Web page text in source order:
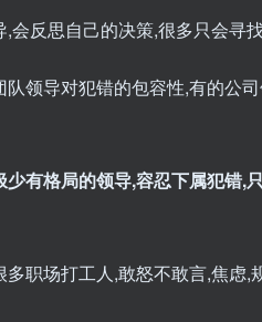
会反思自己的决策,很多只会寻
领导对犯错的包容性,有的公
少有格局的领导,容忍下属犯错,
职场打工人,敢怒不敢言,焦虑